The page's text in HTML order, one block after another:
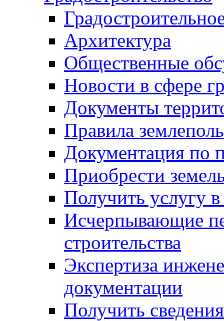
Архитектура
Общественные
Новости в сфере
Документы
Правила
Документация по
Приобрести
Получить услугу в
Исчерпывающие
строительства
Экспертиза
документации
Получить